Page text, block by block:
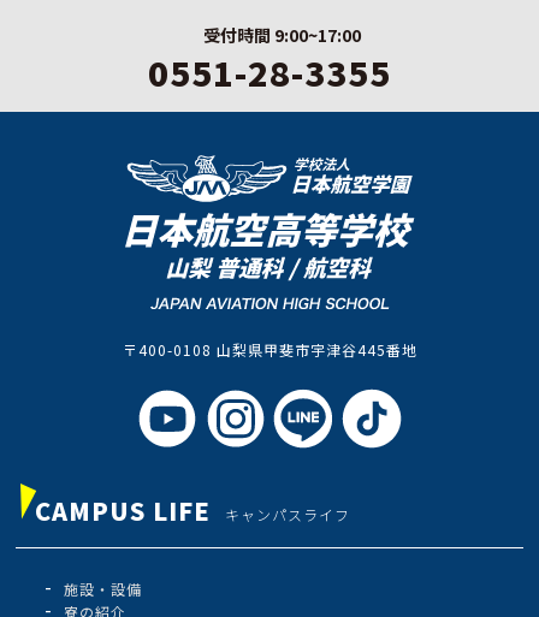
受付時間 9:00~17:00
0551-28-3355
〒400-0108 山梨県甲斐市宇津谷445番地
CAMPUS LIFE キャンパスライフ
施設・設備
寮の紹介